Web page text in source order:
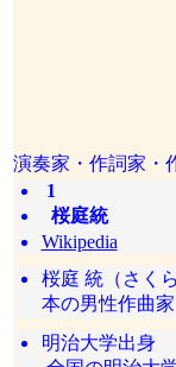
演奏家・作詞家・
1
桜庭統
Wikipedia
桜庭 統（さく
本の男性作曲
明治大学出身